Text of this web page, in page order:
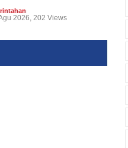
2026, 202 Views